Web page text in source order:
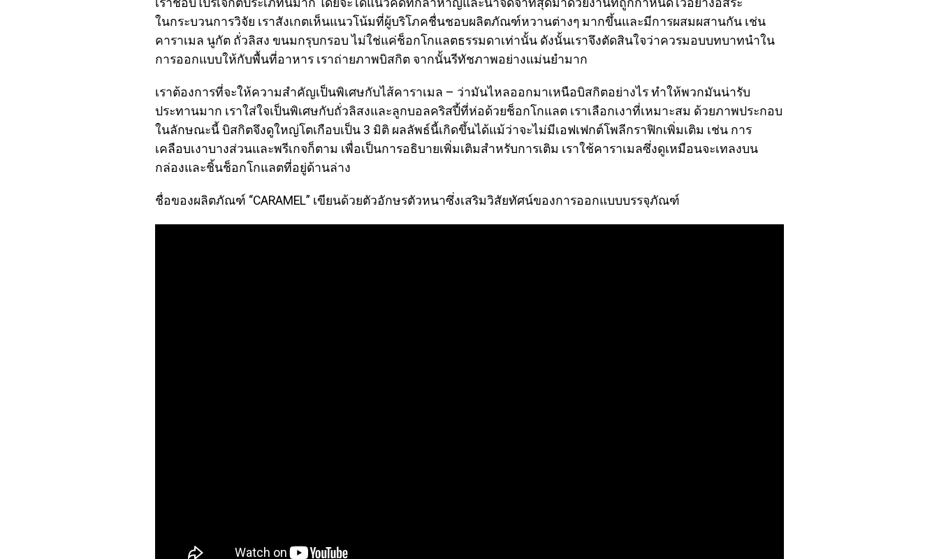
เราชอบโปรเจ็กต์ประเภทนี้มาก โดยจะได้แนวคิดที่กล้าหาญและน่าจดจำที่สุดมาด้วยงานที่ถูกกำหนดไว้อย่างอิสระ
ในกระบวนการวิจัย เราสังเกตเห็นแนวโน้มที่ผู้บริโภคชื่นชอบผลิตภัณฑ์หวานต่างๆ มากขึ้นและมีการผสมผสานกัน เช่น
คาราเมล นูกัต ถั่วลิสง ขนมกรุบกรอบ ไม่ใช่แค่ช็อกโกแลตธรรมดาเท่านั้น ดังนั้นเราจึงตัดสินใจว่าควรมอบบทบาทนำใน
การออกแบบให้กับพื้นที่อาหาร เราถ่ายภาพบิสกิต จากนั้นรีทัชภาพอย่างแม่นยำมาก
เราต้องการที่จะให้ความสำคัญเป็นพิเศษกับไส้คาราเมล – ว่ามันไหลออกมาเหนือบิสกิตอย่างไร ทำให้พวกมันน่ารับ
ประทานมาก เราใส่ใจเป็นพิเศษกับถั่วลิสงและลูกบอลคริสปี้ที่ห่อด้วยช็อกโกแลต เราเลือกเงาที่เหมาะสม ด้วยภาพประกอบ
ในลักษณะนี้ บิสกิตจึงดูใหญ่โตเกือบเป็น 3 มิติ ผลลัพธ์นี้เกิดขึ้นได้แม้ว่าจะไม่มีเอฟเฟกต์โพลีกราฟิกเพิ่มเติม เช่น การ
เคลือบเงาบางส่วนและพรีเกจก็ตาม เพื่อเป็นการอธิบายเพิ่มเติมสำหรับการเติม เราใช้คาราเมลซึ่งดูเหมือนจะเทลงบน
กล่องและชิ้นช็อกโกแลตที่อยู่ด้านล่าง
ชื่อของผลิตภัณฑ์ “CARAMEL” เขียนด้วยตัวอักษรตัวหนาซึ่งเสริมวิสัยทัศน์ของการออกแบบบรรจุภัณฑ์